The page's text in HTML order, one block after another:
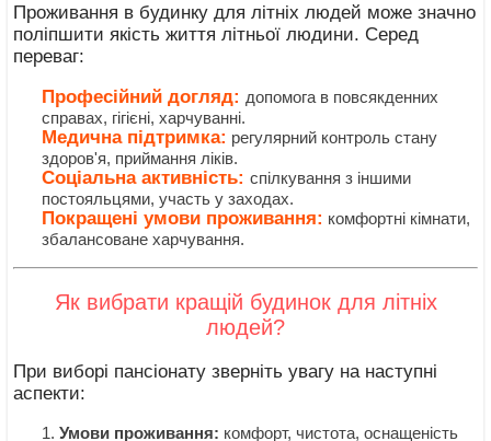
Проживання в будинку для літніх людей може значно
поліпшити якість життя літньої людини. Серед
переваг:
Професійний догляд: допомога в повсякденних
справах, гігієні, харчуванні.
Медична підтримка: регулярний контроль стану
здоров'я, приймання ліків.
Соціальна активність: спілкування з іншими
постояльцями, участь у заходах.
Покращені умови проживання: комфортні кімнати,
збалансоване харчування.
Як вибрати кращій будинок для літніх
людей?
При виборі пансіонату зверніть увагу на наступні
аспекти:
Умови проживання: комфорт, чистота, оснащеність